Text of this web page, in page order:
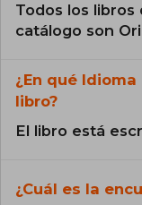
Todos los libros
catálogo son
¿En qué
libro?
El libro está
¿Cuál es la